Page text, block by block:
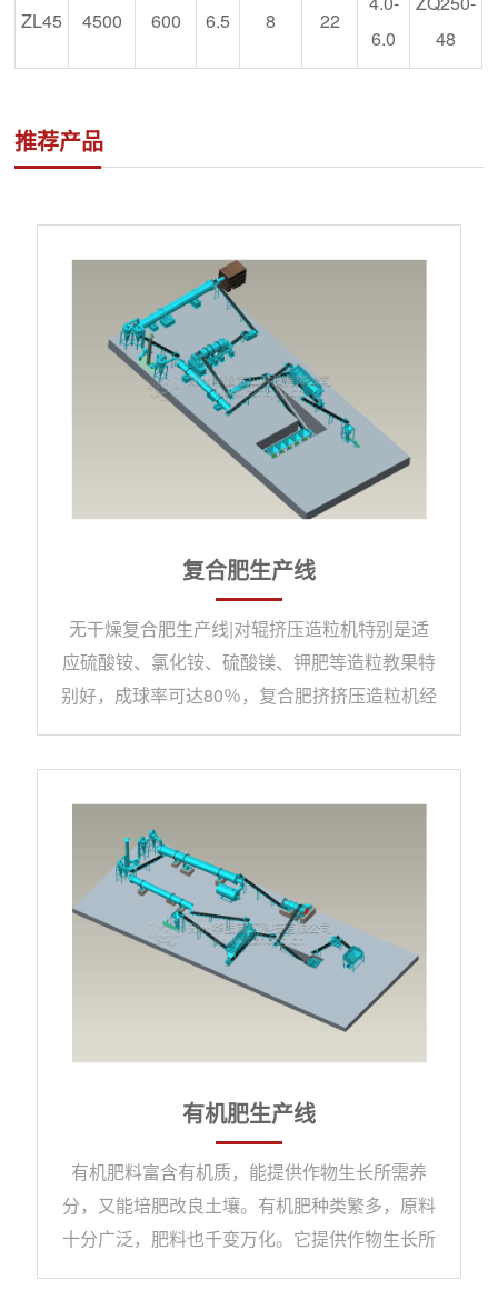
ZL45 4500 600 6.5 8 22
6.0
48
推荐产品
复合肥生产线
无干燥复合肥生产线|对辊挤压造粒机特别是适
应硫酸铵、氯化铵、硫酸镁、钾肥等造粒教果特
别好，成球率可达80％，复合肥挤挤压造粒机经
多次研制集多年复 合肥造粒设备经验，并采用
造粒机是国内较为先进的复合肥造粒 设备，产
有机肥生产线
有机肥料富含有机质，能提供作物生长所需养
分，又能培肥改良土壤。有机肥种类繁多，原料
十分广泛，肥料也千变万化。它提供作物生长所
需养分，养分丰富，它 含有作物生长所需的16